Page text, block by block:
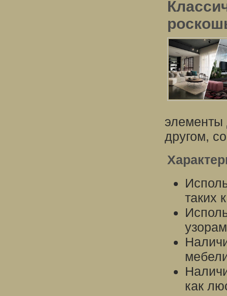
элементы
другом,
таких
как